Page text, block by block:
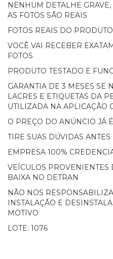
NENHUM DETALHE
AS FOTOS SÃO REAIS
FOTOS REAIS DO PRODUTO
VOCÊ VAI RECEBER
FOTOS
PRODUTO TESTADO E
GARANTIA DE 3 MESES SE
LACRES E ETIQUETAS DA
UTILIZADA NA APLICAÇÃO
O PREÇO DO ANÚNCIO JÁ
TIRE SUAS DÚVIDAS
EMPRESA 100%
VEÍCULOS PROVENIENTES
BAIXA NO DETRAN
NÃO NOS
INSTALAÇÃO E
MOTIVO
LOTE: 1076